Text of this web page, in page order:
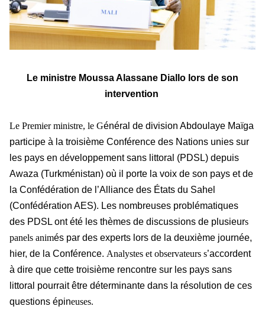
Le ministre Moussa Alassane Diallo lors de son
intervention
Le Premier ministre, le Général de division Abdoulaye Maïga
participe à la troisième Conférence des Nations unies sur
les pays en développement sans littoral (PDSL) depuis
Awaza (Turkménistan) où il porte la voix de son pays et de
la Confédération de l’Alliance des États du Sahel
(Confédération AES). Les nombreuses problématiques
des PDSL ont été les thèmes de discussions de plusieurs
panels animés par des experts lors de la deuxième journée,
hier, de la Conférence. Analystes et observateurs s’accordent
à dire que cette troisième rencontre sur les pays sans
littoral pourrait être déterminante dans la résolution de ces
questions épineuses.